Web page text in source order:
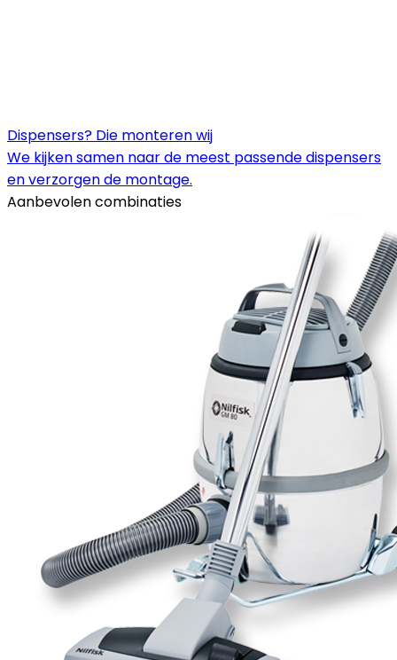
Dispensers? Die monteren wij
We kijken samen naar de meest passende dispensers
en verzorgen de montage.
Aanbevolen combinaties